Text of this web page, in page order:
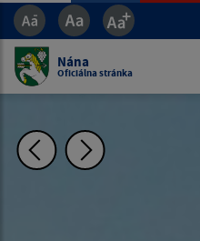
Nána
Oficiálna stránka